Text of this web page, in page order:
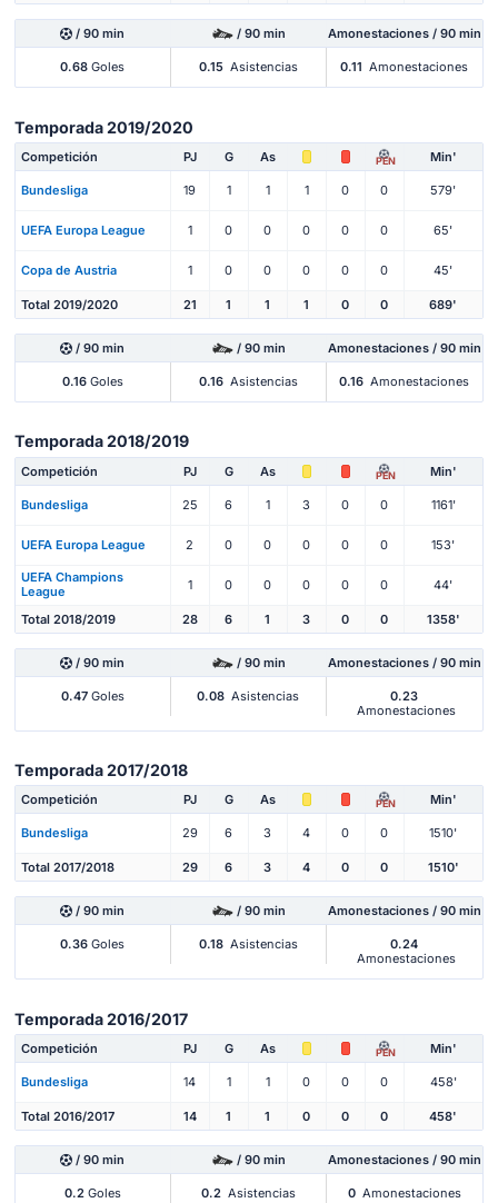
/ 90 min / 90 min Amonestaciones / 90 min
0.68 Goles 0.15 Asistencias 0.11 Amonestaciones
Temporada 2019/2020
Competición PJ G As PEN Min'
Bundesliga 19 1 1 1 0 0 579'
UEFA Europa League 1 0 0 0 0 0 65'
Copa de Austria 1 0 0 0 0 0 45'
Total 2019/2020 21 1 1 1 0 0 689'
/ 90 min / 90 min Amonestaciones / 90 min
0.16Goles 0.16 Asistencias 0.16 Amonestaciones
Temporada 2018/2019
Competición PJ G As PEN Min'
Bundesliga 25 6 1 3 0 0 1161'
UEFA Europa League 2 0 0 0 0 0 153'
UEFA Champions
League
1 0 0 0 0 0 44'
Total 2018/2019 28 6 1 3 0 0 1358'
/ 90 min / 90 min Amonestaciones / 90 min
0.47Goles 0.08 Asistencias
0.23
Amonestaciones
Temporada 2017/2018
Competición PJ G As PEN Min'
Bundesliga 29 6 3 4 0 0 1510'
Total 2017/2018 29 6 3 4 0 0 1510'
/ 90 min / 90 min Amonestaciones / 90 min
0.36 Goles 0.18 Asistencias
0.24
Amonestaciones
Temporada 2016/2017
Competición PJ G As PEN Min'
Bundesliga 14 1 1 0 0 0 458'
Total 2016/2017 14 1 1 0 0 0 458'
/ 90 min / 90 min Amonestaciones / 90 min
0.2Goles 0.2 Asistencias 0 Amonestaciones